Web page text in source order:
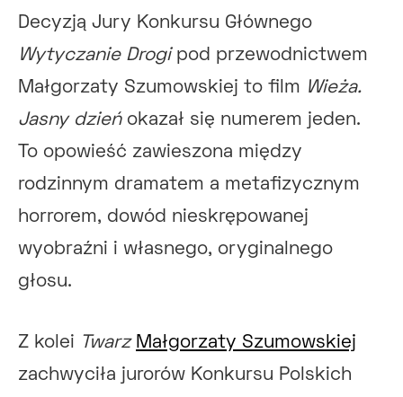
Decyzją Jury Konkursu Głównego
Wytyczanie Drogipod przewodnictwem
Małgorzaty Szumowskiej to film Wieża.
Jasny dzieńokazał się numerem jeden.
To opowieść zawieszona między
rodzinnym dramatem a metafizycznym
horrorem, dowód nieskrępowanej
wyobraźni i własnego, oryginalnego
głosu.
Z kolei Twarz Małgorzaty Szumowskiej
zachwyciła jurorów Konkursu Polskich